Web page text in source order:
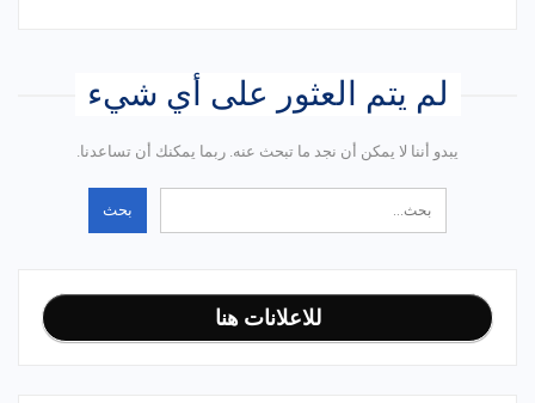
لم يتم العثور على أي شيء
يبدو أننا لا يمكن أن نجد ما تبحث عنه. ربما يمكنك أن تساعدنا.
للاعلانات هنا